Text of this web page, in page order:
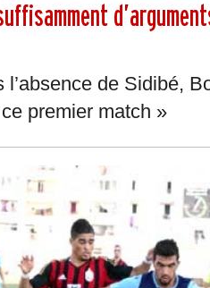
l’absence de Sidibé,
premier match »